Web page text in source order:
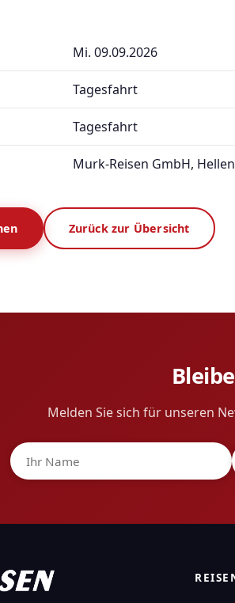
Mi. 09.09.2026
Tagesfahrt
Tagesfahrt
Murk-Reisen GmbH,
Zurück zur Übersicht
Melden Sie sich für unseren